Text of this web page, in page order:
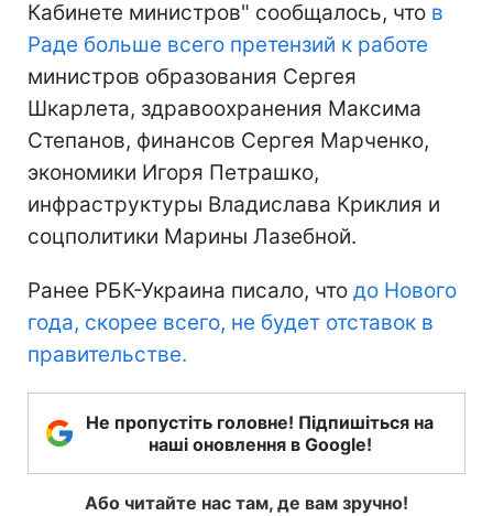
Кабинете министров" сообщалось, что в
Раде больше всего претензий к работе
министров образования Сергея
Шкарлета, здравоохранения Максима
Степанов, финансов Сергея Марченко,
экономики Игоря Петрашко,
инфраструктуры Владислава Криклия и
соцполитики Марины Лазебной.
Ранее РБК-Украина писало, что до Нового
года, скорее всего, не будет отставок в
правительстве.
Не пропустіть головне! Підпишіться на
наші оновлення в Google!
Або читайте нас там, де вам зручно!